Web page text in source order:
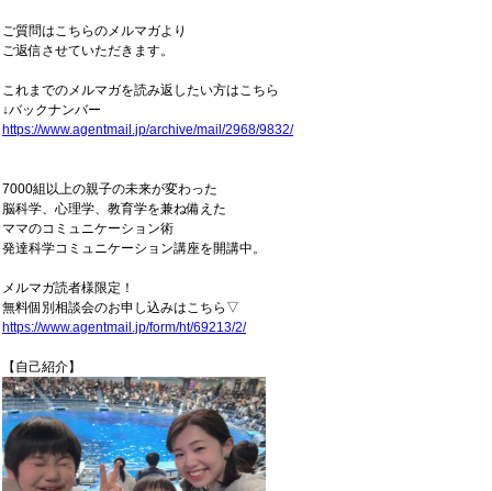
ご質問はこちらのメルマガより
ご返信させていただきます。
これまでのメルマガを読み返したい方はこちら
↓バックナンバー
https://www.agentmail.jp/archive/mail/2968/9832/
7000組以上の親子の未来が変わった
脳科学、心理学、教育学を兼ね備えた
ママのコミュニケーション術
発達科学コミュニケーション講座を開講中。
メルマガ読者様限定！
無料個別相談会のお申し込みはこちら▽
https://www.agentmail.jp/form/ht/69213/2/
【自己紹介】